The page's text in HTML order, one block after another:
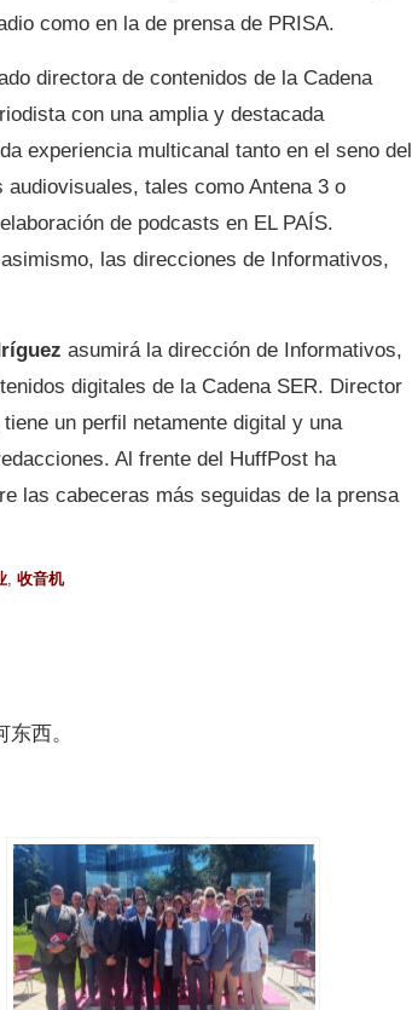
como en la de prensa de PRISA.
directora de contenidos de la Cadena
con una amplia y destacada
experiencia multicanal tanto en el seno del
tales como Antena 3 o
de podcasts en EL PAÍS.
las direcciones de Informativos,
asumirá la dirección de Informativos,
digitales de la Cadena SER. Director
un perfil netamente digital y una
Al frente del HuffPost ha
las cabeceras más seguidas de la prensa
收音机
西。